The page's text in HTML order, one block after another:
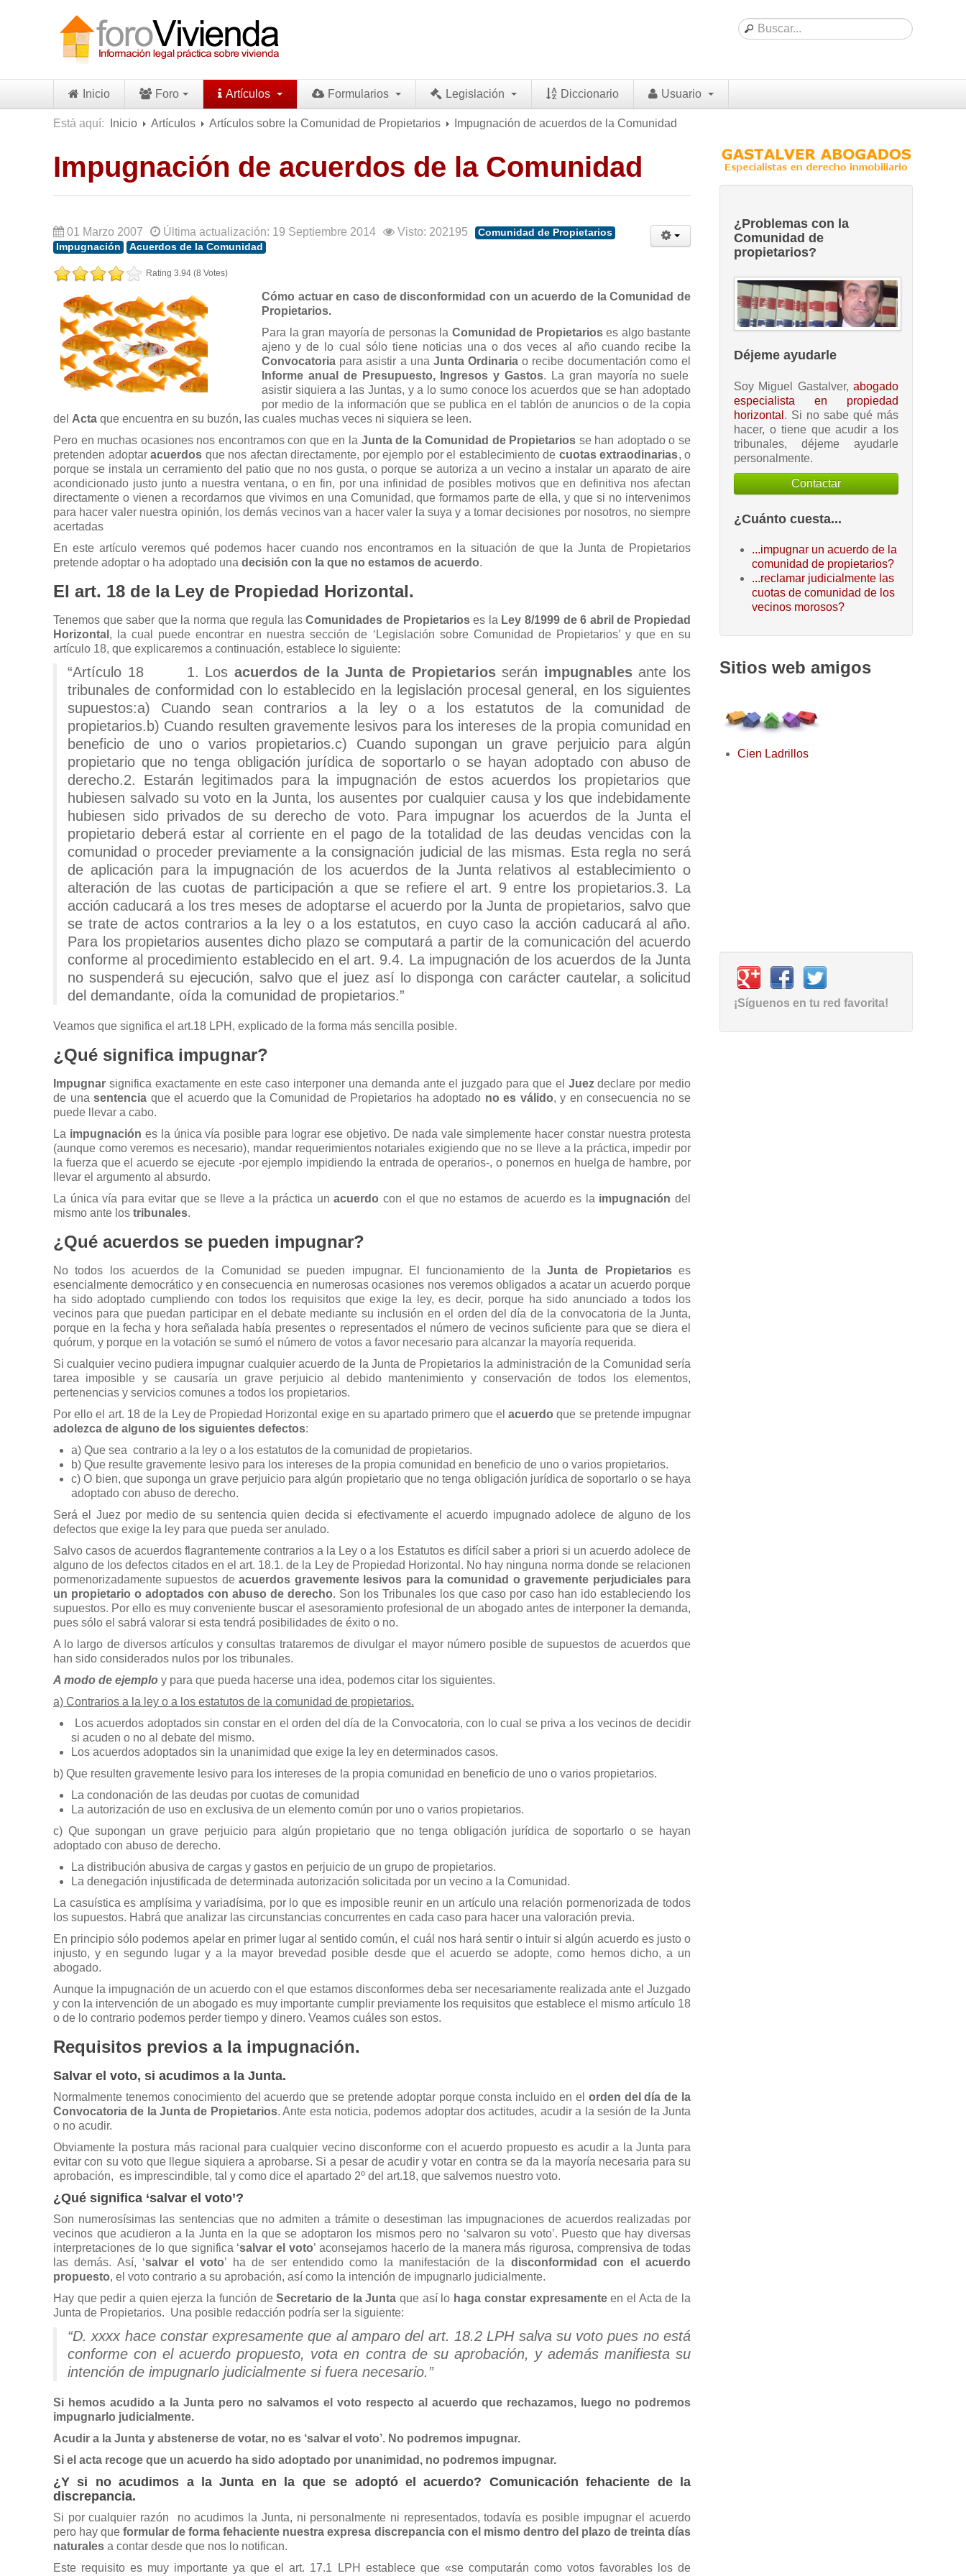
Inicio Foro Artículos Formularios Legislación Diccionario Usuario
Está aquí: Inicio Artículos Artículos sobre la Comunidad de Propietarios Impugnación de acuerdos de la Comunidad
Impugnación de acuerdos de la Comunidad
01 Marzo 2007 Última actualización: 19 Septiembre 2014 Visto: 202195
Comunidad de Propietarios
Impugnación
Acuerdos de la Comunidad
Rating 3.94 (8 Votes)
Cómo actuar en caso de disconformidad con un acuerdo de la Comunidad de
Propietarios.
Para la gran mayoría de personas la Comunidad de Propietarioses algo bastante
ajeno y de lo cual sólo tiene noticias una o dos veces al año cuando recibe la
Convocatoria para asistir a una Junta Ordinaria o recibe documentación como el
Informe anual de Presupuesto, Ingresos y Gastos. La gran mayoría no suele
asistir siquiera a las Juntas, y a lo sumo conoce los acuerdos que se han adoptado
por medio de la información que se publica en el tablón de anuncios o de la copia
del Acta que encuentra en su buzón, las cuales muchas veces ni siquiera se leen.
Pero en muchas ocasiones nos encontramos con que en la Junta de la Comunidad de Propietarios se han adoptado o se
pretenden adoptaracuerdos que nos afectan directamente, por ejemplo por el establecimiento de cuotas extraodinarias, o
porque se instala un cerramiento del patio que no nos gusta, o porque se autoriza a un vecino a instalar un aparato de aire
acondicionado justo junto a nuestra ventana, o en fin, por una infinidad de posibles motivos que en definitiva nos afectan
directamente o vienen a recordarnos que vivimos en una Comunidad, que formamos parte de ella, y que si no intervenimos
para hacer valer nuestra opinión, los demás vecinos van a hacer valer la suya y a tomar decisiones por nosotros, no siempre
acertadas
En este artículo veremos qué podemos hacer cuando nos encontramos en la situación de que la Junta de Propietarios
pretende adoptar o ha adoptado una decisión con la que no estamos de acuerdo.
El art. 18 de la Ley de Propiedad Horizontal.
Tenemos que saber que la norma que regula lasComunidades de Propietarioses la Ley 8/1999 de 6 abril de Propiedad
Horizontal , la cual puede encontrar en nuestra sección de ‘Legislación sobre Comunidad de Propietarios’ y que en su
artículo 18, que explicaremos a continuación, establece lo siguiente:
“Artículo 18 1. Los acuerdos de la Junta de Propietariosserán impugnables ante los
tribunales de conformidad con lo establecido en la legislación procesal general, en los siguientes
supuestos:a) Cuando sean contrarios a la ley o a los estatutos de la comunidad de
propietarios.b) Cuando resulten gravemente lesivos para los intereses de la propia comunidad en
beneficio de uno o varios propietarios.c) Cuando supongan un grave perjuicio para algún
propietario que no tenga obligación jurídica de soportarlo o se hayan adoptado con abuso de
derecho.2. Estarán legitimados para la impugnación de estos acuerdos los propietarios que
hubiesen salvado su voto en la Junta, los ausentes por cualquier causa y los que indebidamente
hubiesen sido privados de su derecho de voto. Para impugnar los acuerdos de la Junta el
propietario deberá estar al corriente en el pago de la totalidad de las deudas vencidas con la
comunidad o proceder previamente a la consignación judicial de las mismas. Esta regla no será
de aplicación para la impugnación de los acuerdos de la Junta relativos al establecimiento o
alteración de las cuotas de participación a que se refiere el art. 9 entre los propietarios.3. La
acción caducará a los tres meses de adoptarse el acuerdo por la Junta de propietarios, salvo que
se trate de actos contrarios a la ley o a los estatutos, en cuyo caso la acción caducará al año.
Para los propietarios ausentes dicho plazo se computará a partir de la comunicación del acuerdo
conforme al procedimiento establecido en el art. 9.4. La impugnación de los acuerdos de la Junta
no suspenderá su ejecución, salvo que el juez así lo disponga con carácter cautelar, a solicitud
del demandante, oída la comunidad de propietarios.”
Veamos que significa el art.18 LPH, explicado de la forma más sencilla posible.
¿Qué significa impugnar?
Impugnar significa exactamente en este caso interponer una demanda ante el juzgado para que el Juezdeclare por medio
de una sentencia que el acuerdo que la Comunidad de Propietarios ha adoptado no es válido, y en consecuencia no se
puede llevar a cabo.
La impugnación es la única vía posible para lograr ese objetivo. De nada vale simplemente hacer constar nuestra protesta
(aunque como veremos es necesario), mandar requerimientos notariales exigiendo que no se lleve a la práctica, impedir por
la fuerza que el acuerdo se ejecute -por ejemplo impidiendo la entrada de operarios-, o ponernos en huelga de hambre, por
llevar el argumento al absurdo.
La única vía para evitar que se lleve a la práctica unacuerdo con el que no estamos de acuerdo es la impugnacióndel
mismo ante los tribunales.
¿Qué acuerdos se pueden impugnar?
No todos los acuerdos de la Comunidad se pueden impugnar. El funcionamiento de laJunta de Propietarioses
esencialmente democrático y en consecuencia en numerosas ocasiones nos veremos obligados a acatar un acuerdo porque
ha sido adoptado cumpliendo con todos los requisitos que exige la ley, es decir, porque ha sido anunciado a todos los
vecinos para que puedan participar en el debate mediante su inclusión en el orden del día de la convocatoria de la Junta,
porque en la fecha y hora señalada había presentes o representados el número de vecinos suficiente para que se diera el
quórum, y porque en la votación se sumó el número de votos a favor necesario para alcanzar la mayoría requerida.
Si cualquier vecino pudiera impugnar cualquier acuerdo de la Junta de Propietarios la administración de la Comunidad sería
tarea imposible y se causaría un grave perjuicio al debido mantenimiento y conservación de todos los elementos,
pertenencias y servicios comunes a todos los propietarios.
Por ello el art. 18 de la Ley de Propiedad Horizontal exige en su apartado primero que elacuerdo que se pretende impugnar
adolezca de alguno de los siguientes defectos:
a) Que sea contrario a la ley o a los estatutos de la comunidad de propietarios.
b) Que resulte gravemente lesivo para los intereses de la propia comunidad en beneficio de uno o varios propietarios.
c) O bien, que suponga un grave perjuicio para algún propietario que no tenga obligación jurídica de soportarlo o se haya
adoptado con abuso de derecho.
Será el Juez por medio de su sentencia quien decida si efectivamente el acuerdo impugnado adolece de alguno de los
defectos que exige la ley para que pueda ser anulado.
Salvo casos de acuerdos flagrantemente contrarios a la Ley o a los Estatutos es difícil saber a priori si un acuerdo adolece de
alguno de los defectos citados en el art. 18.1. de la Ley de Propiedad Horizontal. No hay ninguna norma donde se relacionen
pormenorizadamente supuestos deacuerdos gravemente lesivos para la comunidad o gravemente perjudiciales para
un propietario o adoptados con abuso de derecho. Son los Tribunales los que caso por caso han ido estableciendo los
supuestos. Por ello es muy conveniente buscar el asesoramiento profesional de un abogado antes de interponer la demanda,
pues sólo el sabrá valorar si esta tendrá posibilidades de éxito o no.
A lo largo de diversos artículos y consultas trataremos de divulgar el mayor número posible de supuestos de acuerdos que
han sido considerados nulos por los tribunales.
A modo de ejemplo y para que pueda hacerse una idea, podemos citar los siguientes.
a) Contrarios a la ley o a los estatutos de la comunidad de propietarios.
Los acuerdos adoptados sin constar en el orden del día de la Convocatoria, con lo cual se priva a los vecinos de decidir
si acuden o no al debate del mismo.
Los acuerdos adoptados sin la unanimidad que exige la ley en determinados casos.
b) Que resulten gravemente lesivo para los intereses de la propia comunidad en beneficio de uno o varios propietarios.
La condonación de las deudas por cuotas de comunidad
La autorización de uso en exclusiva de un elemento común por uno o varios propietarios.
c) Que supongan un grave perjuicio para algún propietario que no tenga obligación jurídica de soportarlo o se hayan
adoptado con abuso de derecho.
La distribución abusiva de cargas y gastos en perjuicio de un grupo de propietarios.
La denegación injustificada de determinada autorización solicitada por un vecino a la Comunidad.
La casuística es amplísima y variadísima, por lo que es imposible reunir en un artículo una relación pormenorizada de todos
los supuestos. Habrá que analizar las circunstancias concurrentes en cada caso para hacer una valoración previa.
En principio sólo podemos apelar en primer lugar al sentido común, el cuál nos hará sentir o intuir si algún acuerdo es justo o
injusto, y en segundo lugar y a la mayor brevedad posible desde que el acuerdo se adopte, como hemos dicho, a un
abogado.
Aunque la impugnación de un acuerdo con el que estamos disconformes deba ser necesariamente realizada ante el Juzgado
y con la intervención de un abogado es muy importante cumplir previamente los requisitos que establece el mismo artículo 18
o de lo contrario podemos perder tiempo y dinero. Veamos cuáles son estos.
Requisitos previos a la impugnación.
Salvar el voto, si acudimos a la Junta.
Normalmente tenemos conocimiento del acuerdo que se pretende adoptar porque consta incluido en el orden del día de la
Convocatoria de la Junta de Propietarios. Ante esta noticia, podemos adoptar dos actitudes, acudir a la sesión de la Junta
o no acudir.
Obviamente la postura más racional para cualquier vecino disconforme con el acuerdo propuesto es acudir a la Junta para
evitar con su voto que llegue siquiera a aprobarse. Si a pesar de acudir y votar en contra se da la mayoría necesaria para su
aprobación, es imprescindible, tal y como dice el apartado 2º del art.18, que salvemos nuestro voto.
¿Qué significa ‘salvar el voto’?
Son numerosísimas las sentencias que no admiten a trámite o desestiman las impugnaciones de acuerdos realizadas por
vecinos que acudieron a la Junta en la que se adoptaron los mismos pero no ‘salvaron su voto’. Puesto que hay diversas
interpretaciones de lo que significa ‘salvar el voto’ aconsejamos hacerlo de la manera más rigurosa, comprensiva de todas
las demás. Así, ‘salvar el voto’ ha de ser entendido como la manifestación de la disconformidad con el acuerdo
propuesto, el voto contrario a su aprobación, así como la intención de impugnarlo judicialmente.
Hay que pedir a quien ejerza la función deSecretario de la Junta que así lo haga constar expresamenteen el Acta de la
Junta de Propietarios. Una posible redacción podría ser la siguiente:
“D. xxxx hace constar expresamente que al amparo del art. 18.2 LPH salva su voto pues no está
conforme con el acuerdo propuesto, vota en contra de su aprobación, y además manifiesta su
intención de impugnarlo judicialmente si fuera necesario.”
Si hemos acudido a la Junta pero no salvamos el voto respecto al acuerdo que rechazamos, luego no podremos
impugnarlo judicialmente.
Acudir a la Junta y abstenerse de votar, no es ‘salvar el voto’. No podremos impugnar.
Si el acta recoge que un acuerdo ha sido adoptado por unanimidad, no podremos impugnar.
¿Y si no acudimos a la Junta en la que se adoptó el acuerdo? Comunicación fehaciente de la
discrepancia.
Si por cualquier razón no acudimos la Junta, ni personalmente ni representados, todavía es posible impugnar el acuerdo
pero hay queformular de forma fehaciente nuestra expresa discrepancia con el mismo dentro del plazo de treinta días
naturales a contar desde que nos lo notifican.
Este requisito es muy importante ya que el art. 17.1 LPH establece que «se computarán como votos favorables los de
¿Problemas con la
Comunidad de
propietarios?
Déjeme ayudarle
Soy Miguel Gastalver, abogado
especialista en propiedad
horizontal . Si no sabe qué más
hacer, o tiene que acudir a los
tribunales, déjeme ayudarle
personalmente.
Contactar
¿Cuánto cuesta...
...impugnar un acuerdo de la
comunidad de propietarios?
...reclamar judicialmente las
cuotas de comunidad de los
vecinos morosos?
Sitios web amigos
Cien Ladrillos
¡Síguenos en tu red favorita!